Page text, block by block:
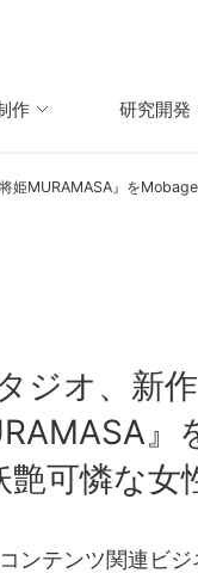
作 研究開発
姫MURAMASA』を
ジオ、新
可憐な女
ンテンツ関連ビ